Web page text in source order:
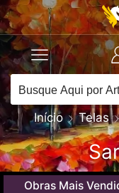
Início Telas
Obras Mais